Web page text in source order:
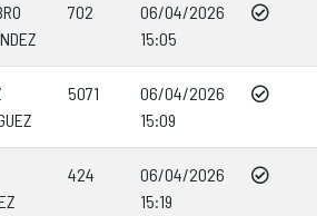
702
06/04/2026
15:05
5071
06/04/2026
15:09
424
06/04/2026
15:19